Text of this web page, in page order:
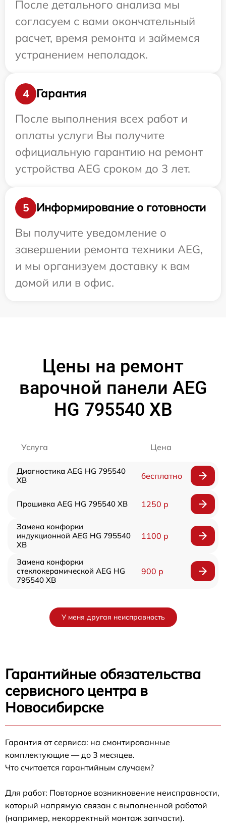
После детального анализа мы
согласуем с вами окончательный
расчет, время ремонта и займемся
устранением неполадок.
4
Гарантия
После выполнения всех работ и
оплаты услуги Вы получите
официальную гарантию на ремонт
устройства AEG сроком до 3 лет.
5
Информирование о готовности
Вы получите уведомление о
завершении ремонта техники AEG,
и мы организуем доставку к вам
домой или в офис.
Цены на ремонт
варочной панели AEG
HG 795540 XB
Услуга Цена
Диагностика AEG HG 795540
XB
бесплатно
Прошивка AEG HG 795540 XB 1250 р
Замена конфорки
индукционной AEG HG 795540
XB
1100 р
Замена конфорки
стеклокерамической AEG HG
795540 XB
900 р
У меня другая неисправность
Гарантийные обязательства
сервисного центра в
Новосибирске
Гарантия от сервиса: на смонтированные
комплектующие — до 3 месяцев.
Что считается гарантийным случаем?
Для работ: Повторное возникновение неисправности,
который напрямую связан с выполненной работой
(например, некорректный монтаж запчасти).